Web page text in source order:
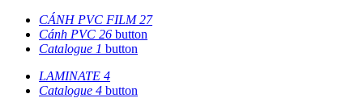
CÁNH PVC FILM27
Cánh PVC 26 button
Catalogue 1 button
LAMINATE 4
Catalogue 4 button